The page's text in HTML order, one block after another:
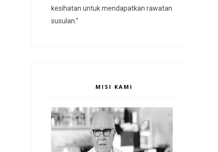
kesihatan untuk mendapatkan rawatan
susulan.”
MISI KAMI